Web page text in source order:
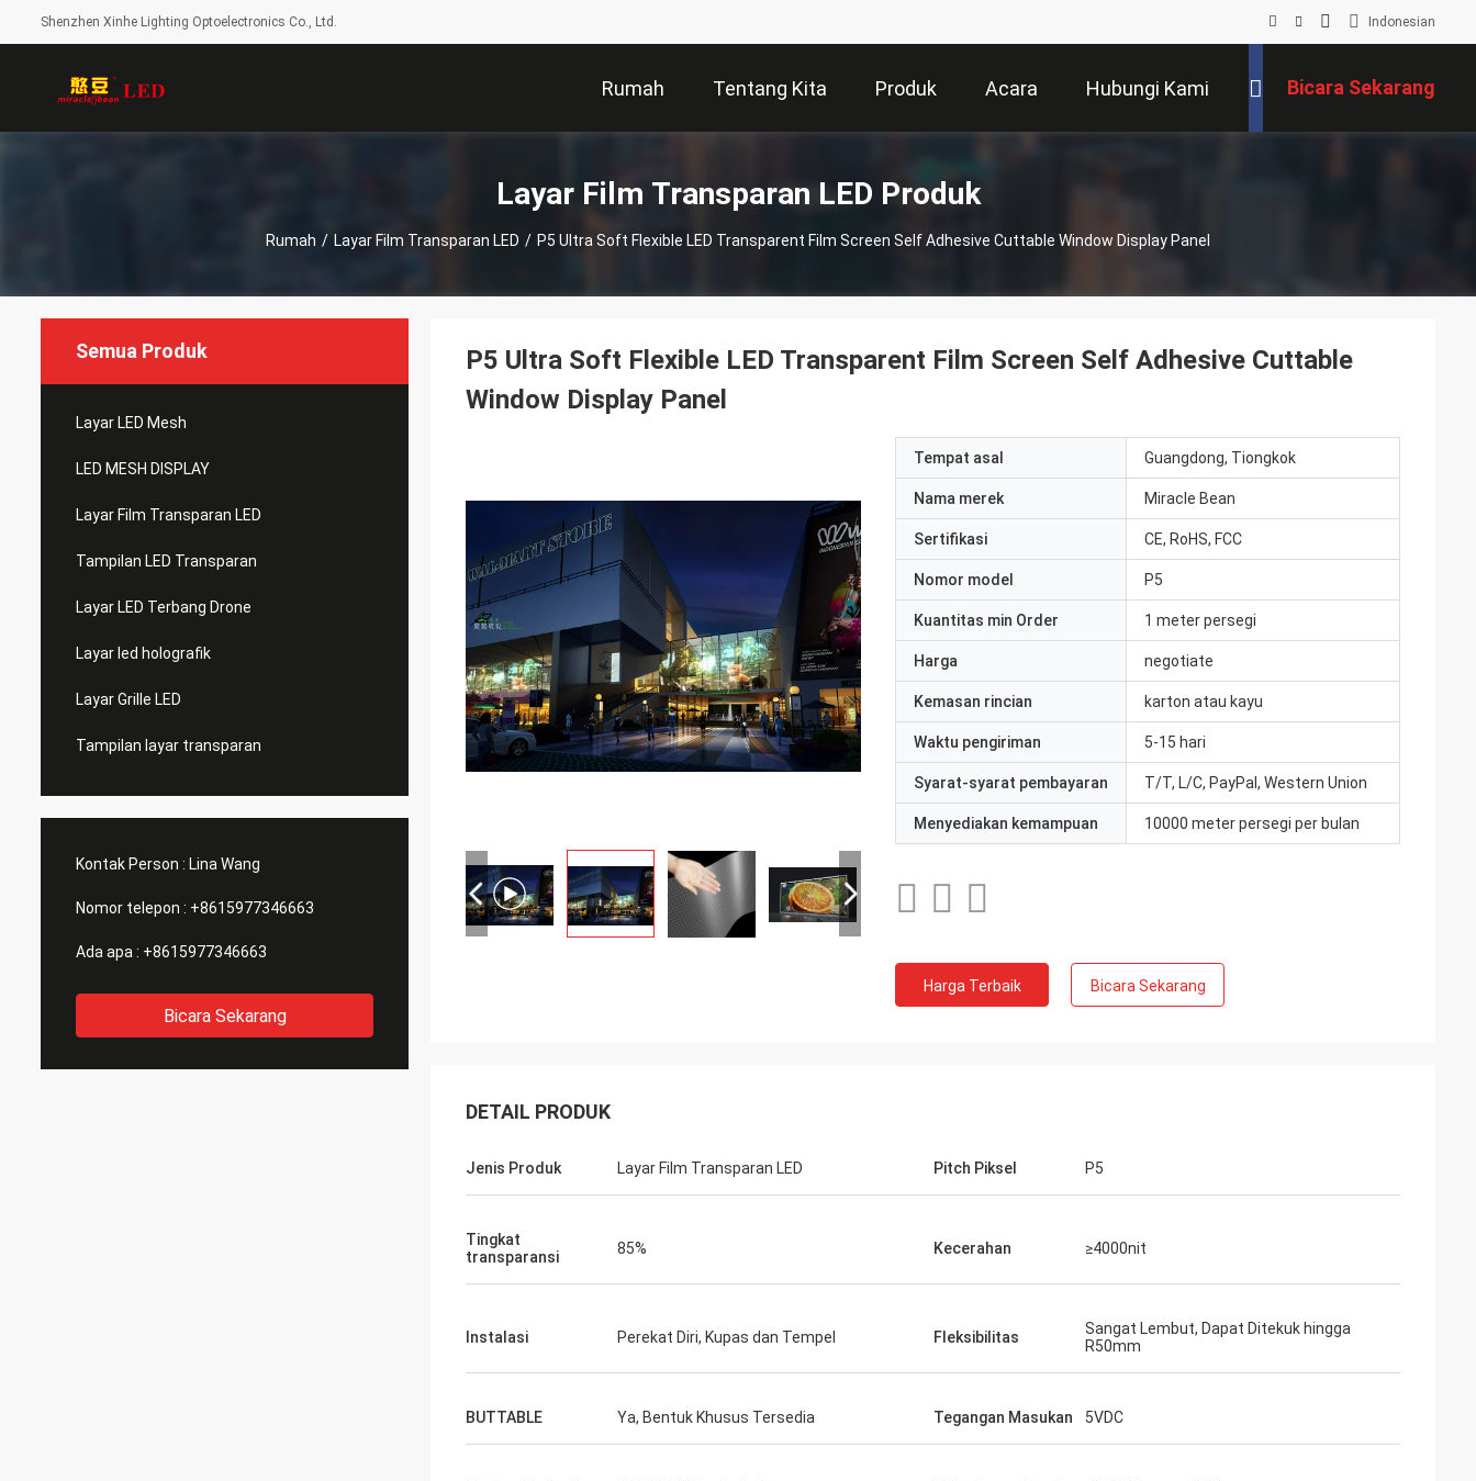
Shenzhen Xinhe Lighting Optoelectronics Co., Ltd. Indonesian
Rumah Tentang Kita Produk Acara Hubungi Kami Bicara Sekarang
Layar Film Transparan LED Produk
Rumah / Layar Film Transparan LED / P5 Ultra Soft Flexible LED Transparent Film Screen Self Adhesive Cuttable Window Display Panel
Semua Produk
Layar LED Mesh
LED MESH DISPLAY
Layar Film Transparan LED
Tampilan LED Transparan
Layar LED Terbang Drone
Layar led holografik
Layar Grille LED
Tampilan layar transparan
Kontak Person : Lina Wang
Nomor telepon : +8615977346663
Ada apa : +8615977346663
Bicara Sekarang
P5 Ultra Soft Flexible LED Transparent Film Screen Self Adhesive Cuttable
Window Display Panel
Tempat asal Guangdong, Tiongkok
Nama merek Miracle Bean
Sertifikasi CE, RoHS, FCC
Nomor model P5
Kuantitas min Order 1 meter persegi
Harga negotiate
Kemasan rincian karton atau kayu
Waktu pengiriman 5-15 hari
Syarat-syarat pembayaran T/T, L/C, PayPal, Western Union
Menyediakan kemampuan 10000 meter persegi per bulan
Harga Terbaik Bicara Sekarang
DETAIL PRODUK
Jenis Produk Layar Film Transparan LED Pitch Piksel P5
Tingkat
transparansi
85% Kecerahan ≥4000nit
Instalasi Perekat Diri, Kupas dan Tempel Fleksibilitas
Sangat Lembut, Dapat Ditekuk hingga
R50mm
BUTTABLE Ya, Bentuk Khusus Tersedia Tegangan Masukan 5VDC